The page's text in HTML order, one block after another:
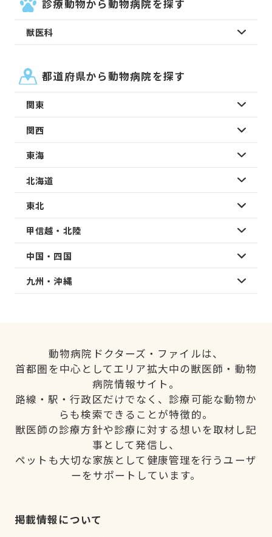
診療動物から動物病院を探す
獣医科
都道府県から動物病院を探す
関東
関西
東海
北海道
東北
甲信越・北陸
中国・四国
九州・沖縄
動物病院ドクターズ・ファイルは、
首都圏を中心としてエリア拡大中の獣医師・動物
病院情報サイト。
路線・駅・行政区だけでなく、診療可能な動物か
らも検索できることが特徴的。
獣医師の診療方針や診療に対する想いを取材し記
事として発信し、
ペットも大切な家族として健康管理を行うユーザ
ーをサポートしています。
掲載情報について